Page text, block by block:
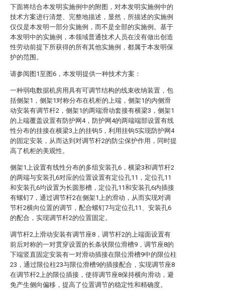
下面将结合本发明实施例中的附图，对本发明实施例中的
技术方案进行清楚、完整地描述，显然，所描述的实施例
仅仅是本发明一部分实施例，而不是全部的实施例。基于
本发明中的实施例，本领域普通技术人员在没有做出创造
性劳动前提下所获得的所有其他实施例，都属于本发明保
护的范围。
请参阅图1至图6，本发明提供一种技术方案：
一种弱电数据机房用具有可调节结构的线束收纳装置，包
括侧架1，侧架1对称分布在机柜的上端，侧架1的内侧滑
动安装有调节杆2，侧架1的两端滑动套接有横梁3，侧架1
的上端覆盖设置有防护网4，防护网4的两端端部设置有线
性分布的挂接在横梁3上的挂钩5，利用挂钩5实现防护网4
的固定安装，从而达到对调节杆2的防尘保护作用，同时提
高了机柜的美观性。
侧架1上设置有线性分布的多组安装孔6，横梁3和调节杆2
的两端与安装孔6对应的位置设置有定位孔11，定位孔11
和安装孔6均设置为长圆形槽，定位孔11和安装孔6内插接
有螺钉7，通过调节杆2在侧架1上的滑动，从而实现对调
节杆2横向位置的调节，配合螺钉7与定位孔11、安装孔6
的配合，实现调节杆2的位置固定。
调节杆2上滑动安装有调节座8，调节杆2的上端面设置有
前后对称的一对贯穿设置的长条状限位滑槽9，调节座8的
下端竖直固定安装有一对滑动插接在限位滑槽9中的限位柱
23，通过限位柱23与限位滑槽9的插接配合，实现调节座8
在调节杆2上的限位插接，使得调节座8保持横向滑动，避
免产生侧向偏移，提高了位置调节的稳定性和精确度。